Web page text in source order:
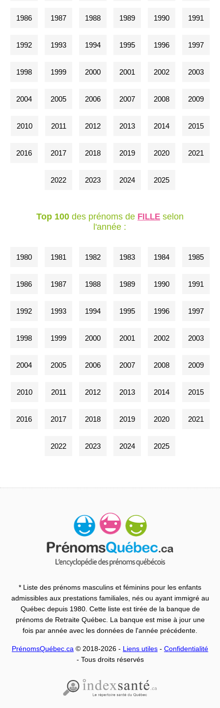
1986 1987 1988 1989 1990 1991
1992 1993 1994 1995 1996 1997
1998 1999 2000 2001 2002 2003
2004 2005 2006 2007 2008 2009
2010 2011 2012 2013 2014 2015
2016 2017 2018 2019 2020 2021
2022 2023 2024 2025
Top 100des prénoms de FILLEselon
l'année :
1980 1981 1982 1983 1984 1985
1986 1987 1988 1989 1990 1991
1992 1993 1994 1995 1996 1997
1998 1999 2000 2001 2002 2003
2004 2005 2006 2007 2008 2009
2010 2011 2012 2013 2014 2015
2016 2017 2018 2019 2020 2021
2022 2023 2024 2025
* Liste des prénoms masculins et féminins pour les enfants
admissibles aux prestations familiales, nés ou ayant immigré au
Québec depuis 1980. Cette liste est tirée de la banque de
prénoms de Retraite Québec. La banque est mise à jour une
fois par année avec les données de l'année précédente.
PrénomsQuébec.ca © 2018-2026 - Liens utiles - Confidentialité
- Tous droits réservés